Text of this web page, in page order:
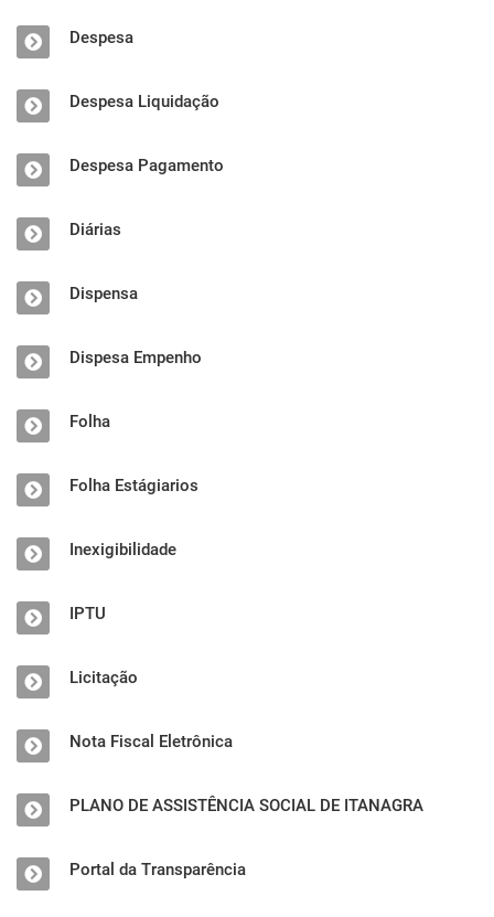
Despesa
Despesa Liquidação
Despesa Pagamento
Diárias
Dispensa
Dispesa Empenho
Folha
Folha Estágiarios
Inexigibilidade
IPTU
Licitação
Nota Fiscal Eletrônica
PLANO DE ASSISTÊNCIA SOCIAL DE ITANAGRA
Portal da Transparência